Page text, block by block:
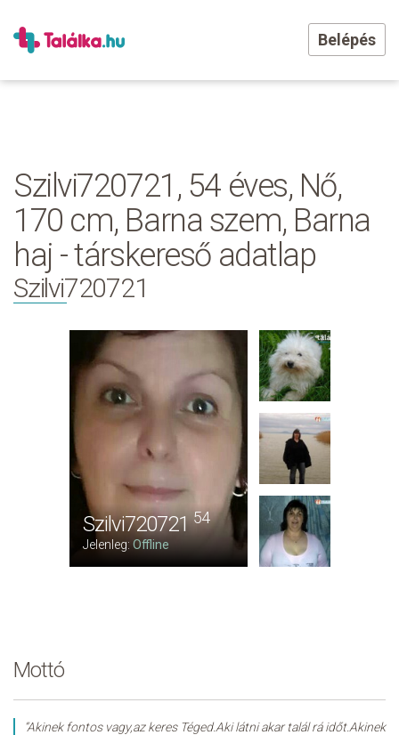
Belépés
Szilvi720721, 54 éves, Nő,
170 cm, Barna szem, Barna
haj - társkereső adatlap
Szilvi720721
Szilvi72072154
Jelenleg: Offline
Mottó
“Akinek fontos vagy,az keres Téged.Aki látni akar talál rá időt.Akinek